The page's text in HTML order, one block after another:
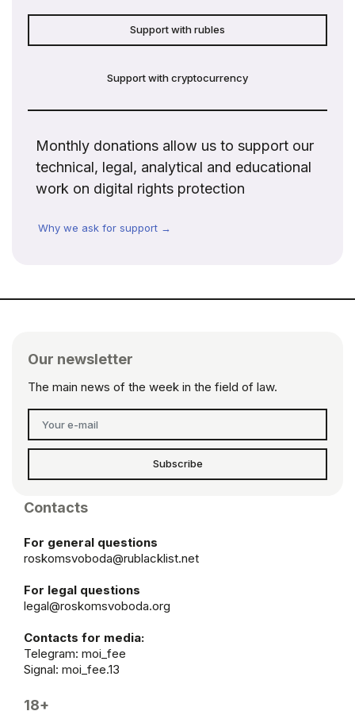
Support with rubles
Support with cryptocurrency
Monthly donations allow us to support our
technical, legal, analytical and educational
work on digital rights protection
Why we ask for support →
Our newsletter
The main news of the week in the field of law.
Subscribe
Contacts
For general questions
roskomsvoboda@rublacklist.net
For legal questions
legal@roskomsvoboda.org
Contacts for media:
Telegram: moi_fee
Signal: moi_fee.13
18+